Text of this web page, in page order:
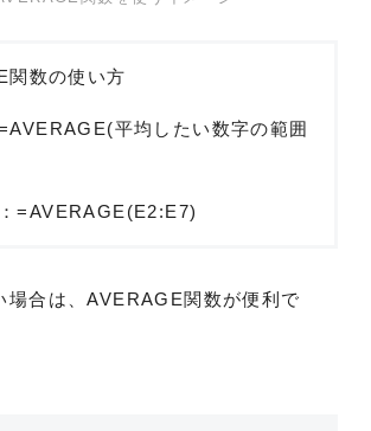
関数の使い方
平均したい数字の範囲
=AVERAGE(E2:E7)
場合は、AVERAGE関数が便利で